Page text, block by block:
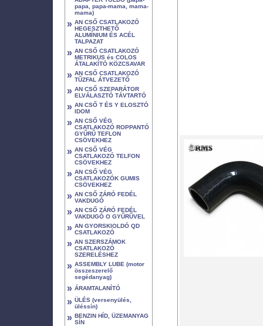
papa, papa-mama, mama-
mama)
» AN CSŐ CSATLAKOZÓ
HEGESZTHETŐ
ALUMÍNIUM ÉS ACÉL
TALPAZAT
» AN CSŐ CSATLAKOZÓ
METRIKUS és COLOS
ÁTALAKÍTÓ KÖZCSAVAR
» AN CSŐ CSATLAKOZÓ
TŰZFAL ÁTVEZETŐ
» AN CSŐ SZEPARÁTOR
ELVÁLASZTÓ TÁVTARTÓ
» AN CSŐ T ÉS Y ELOSZTÓ
IDOM
» AN CSŐ VÉG
CSATLAKOZÓ ROPPANTÓ
GYŰRŰ TEFLON
CSÖVEKHEZ
» AN CSŐ VÉG
CSATLAKOZÓ TELFON
CSÖVEKHEZ
» AN CSŐ VÉG
CSATLAKOZÓK GUMIS
CSÖVEKHEZ
» AN CSŐ ZÁRÓ FEDÉL
VAKDUGÓ
» AN CSŐ ZÁRÓ FEDÉL
VAKDUGÓ O GYŰRŰVEL
» AN GYORSKIOLDÓ QD
CSATLAKOZÓ
» AN SZERSZÁMOK
CSATLAKOZÓ
SZERELÉSHEZ
» ASSEMBLY LUBE (motor
összeszerelő
segédanyag)
» ÁRAMTALANÍTÓ
» ÜLÉS (versenyülés,
üléssín)
» BENZIN HÍD, ÜZEMANYAG
SÍN